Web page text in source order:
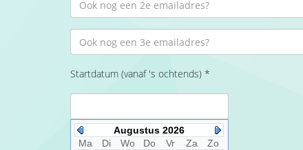
Startdatum (vanaf 's ochtends) *
Augustus 2026
Ma
Di Wo Do Vr Za
Zo